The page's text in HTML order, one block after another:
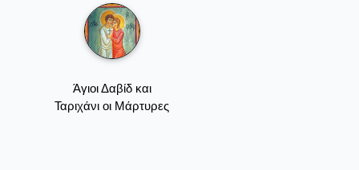
Άγιοι Δαβίδ και
Ταριχάνι οι Μάρτυρες